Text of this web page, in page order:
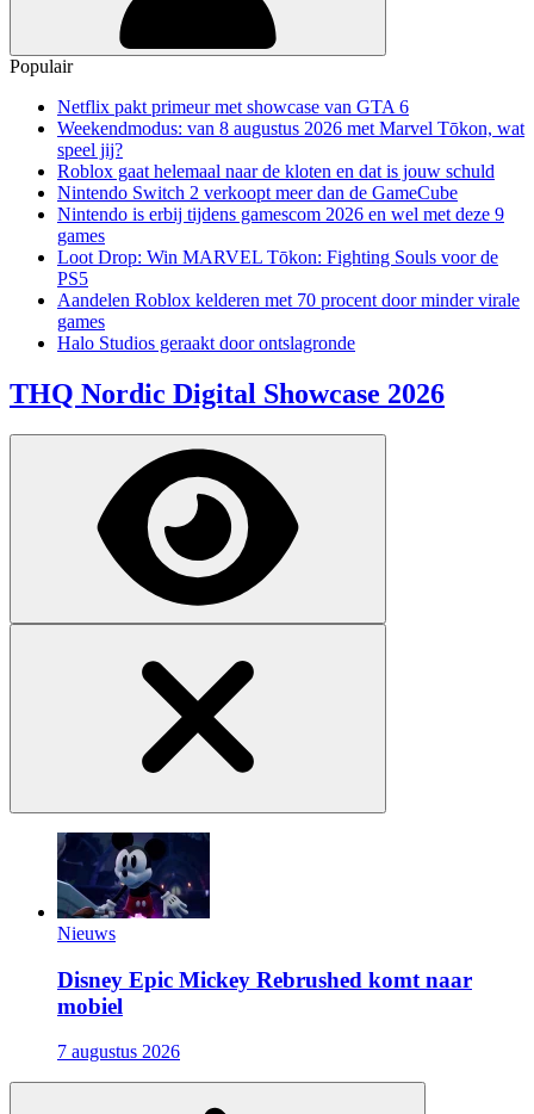
Populair
Netflix pakt primeur met showcase van GTA 6
Weekendmodus: van 8 augustus 2026 met Marvel Tōkon, wat
speel jij?
Roblox gaat helemaal naar de kloten en dat is jouw schuld
Nintendo Switch 2 verkoopt meer dan de GameCube
Nintendo is erbij tijdens gamescom 2026 en wel met deze 9
games
Loot Drop: Win MARVEL Tōkon: Fighting Souls voor de
PS5
Aandelen Roblox kelderen met 70 procent door minder virale
games
Halo Studios geraakt door ontslagronde
THQ Nordic Digital Showcase 2026
Nieuws
Disney Epic Mickey Rebrushed komt naar
mobiel
7 augustus 2026